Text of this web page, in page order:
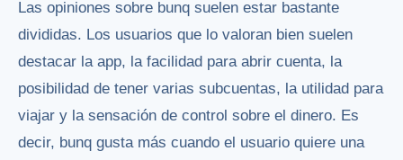
Las opiniones sobre bunq suelen estar bastante
divididas. Los usuarios que lo valoran bien suelen
destacar la app, la facilidad para abrir cuenta, la
posibilidad de tener varias subcuentas, la utilidad para
viajar y la sensación de control sobre el dinero. Es
decir, bunq gusta más cuando el usuario quiere una